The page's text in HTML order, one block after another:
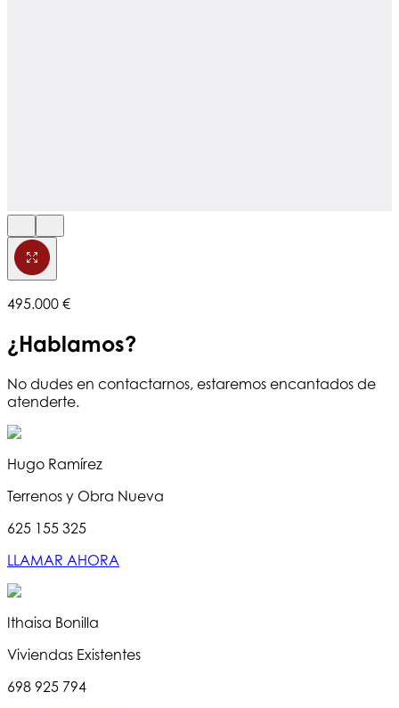
495.000 €
¿Hablamos?
No dudes en contactarnos, estaremos encantados de
atenderte.
Hugo Ramírez
Terrenos y Obra Nueva
625 155 325
LLAMAR AHORA
Ithaisa Bonilla
Viviendas Existentes
698 925 794